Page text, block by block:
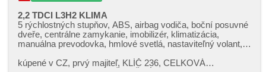
2,2 TDCI L3H2 KLIMA
5 rýchlostných stupňov, ABS, airbag vodiča, boční posuvné
dveře, centrálne zamykanie, imobilizér, klimatizácia,
manuálna prevodovka, hmlové svetlá, nastaviteľný volant,
podvozka (ESP), tempomat, výškovo nastaviteľné sedadlo
kúpené v CZ,​ prvý majiteľ,​ KLÍČ 236,​ CELKOVÁ